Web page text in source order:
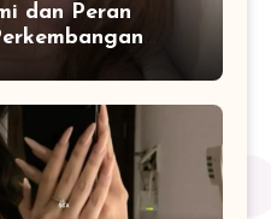
dan Peran